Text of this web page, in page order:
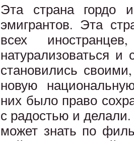
Эта страна гордо
эмигрантов. Эта
всех
натурализоваться
становились
новую
них было право
с радостью и
может знать по